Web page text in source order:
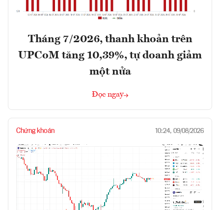
Tháng 7/2026, thanh khoản trên
UPCoM tăng 10,39%, tự doanh giảm
một nửa
Đọc ngay
Chứng khoán 10:24, 09/08/2026